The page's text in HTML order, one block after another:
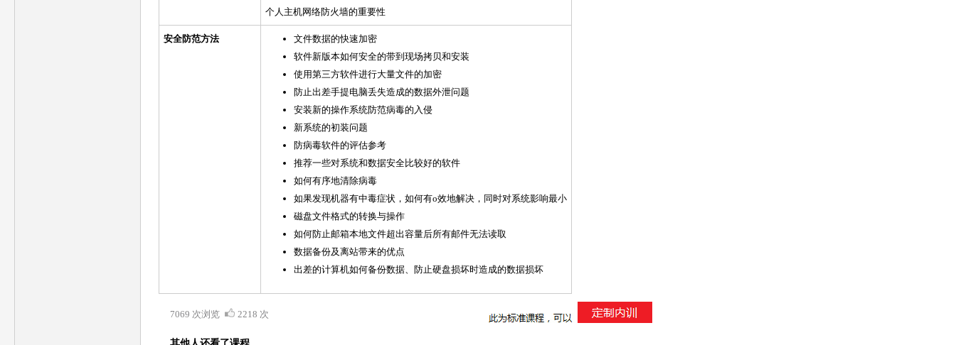
个人主机网络防火墙的重要性
安全防范方法
文件数据的快速加密
软件新版本如何安全的带到现场拷贝和安装
使用第三方软件进行大量文件的加密
防止出差手提电脑丢失造成的数据外泄问题
安装新的操作系统防范病毒的入侵
新系统的初装问题
防病毒软件的评估参考
推荐一些对系统和数据安全比较好的软件
如何有序地清除病毒
如果发现机器有中毒症状，如何有o效地解决，同时对系统影响最小
磁盘文件格式的转换与操作
如何防止邮箱本地文件超出容量后所有邮件无法读取
数据备份及离站带来的优点
出差的计算机如何备份数据、防止硬盘损坏时造成的数据损坏
7069 次浏览 2218 次